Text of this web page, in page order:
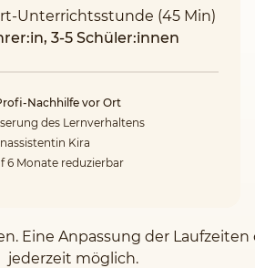
Unterrichtsstunde (45 Min)
3-5 Schüler:innen
Nachhilfe vor Ort
des Lernverhaltens
Kira
6 Monate reduzierbar
Eine Anpassung der
jederzeit möglich.